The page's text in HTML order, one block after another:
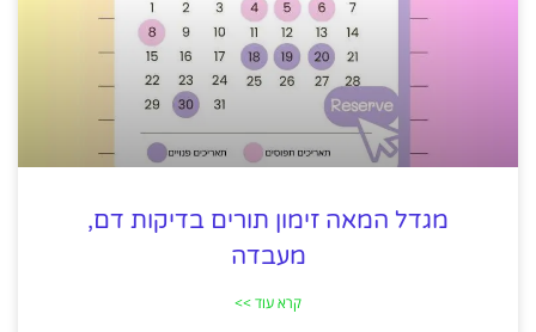
מגדל המאה זימון תורים בדיקות דם,
מעבדה
קרא עוד >>